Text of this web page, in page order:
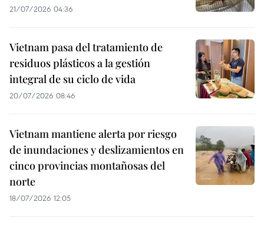
21/07/2026 04:36
Vietnam pasa del tratamiento de
residuos plásticos a la gestión
integral de su ciclo de vida
20/07/2026 08:46
Vietnam mantiene alerta por riesgo
de inundaciones y deslizamientos en
cinco provincias montañosas del
norte
18/07/2026 12:05